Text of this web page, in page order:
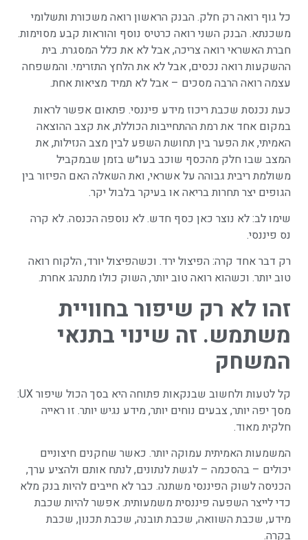
כל גוף רואה רק חלק. הבנק הראשון רואה משכורת ותשלומי
משכנתא. הבנק השני רואה כרטיס נוסף והוראות קבע מסוימות.
חברת האשראי רואה צריכה, אבל לא את כלל המסגרת. בית
ההשקעות רואה נכסים, אבל לא את הלחץ התזרימי. והמשפחה
עצמה רואה הרבה מסכים – אבל לא תמיד מציאות אחת.
כעת נכנסת שכבת ריכוז מידע פיננסי. פתאום אפשר לראות
במקום אחד את רמת ההתחייבות הכוללת, את קצב ההוצאה
האמיתי, את הפער בין תחושת השפע לבין מצב הנזילות, את
המצב שבו חלק מהכסף שוכב בעו״ש בזמן שבמקביל
משולמת ריבית גבוהה על אשראי, ואת השאלה האם הפיזור בין
הגופים יצר תחרות בריאה או בעיקר בלבול יקר.
שימו לב: לא נוצר כאן כסף חדש. לא נוספה הכנסה. לא קרה
נס פיננסי.
רק דבר אחד קרה: הפיצול ירד. וכשהפיצול יורד, הלקוח רואה
טוב יותר. וכשהוא רואה טוב יותר, השוק כולו מתנהג אחרת.
זהו לא רק שיפור בחוויית
משתמש. זה שינוי בתנאי
המשחק
קל לטעות ולחשוב שבנקאות פתוחה היא בסך הכול שיפור UX:
מסך יפה יותר, צבעים נוחים יותר, מידע נגיש יותר. זו ראייה
חלקית מאוד.
המשמעות האמיתית עמוקה יותר. כאשר שחקנים חיצוניים
יכולים – בהסכמה – לגשת לנתונים, לנתח אותם ולהציע ערך,
הכניסה לשוק הפיננסי משתנה. כבר לא חייבים להיות בנק מלא
כדי לייצר השפעה פיננסית משמעותית. אפשר להיות שכבת
מידע, שכבת השוואה, שכבת תובנה, שכבת תכנון, שכבת
בקרה.